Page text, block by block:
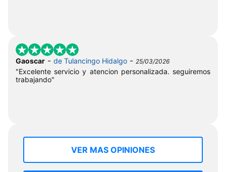
Gaoscar - de Tulancingo Hidalgo - 25/03/2026
"Excelente servicio y atencion personalizada. seguiremos
trabajando"
VER MAS OPINIONES